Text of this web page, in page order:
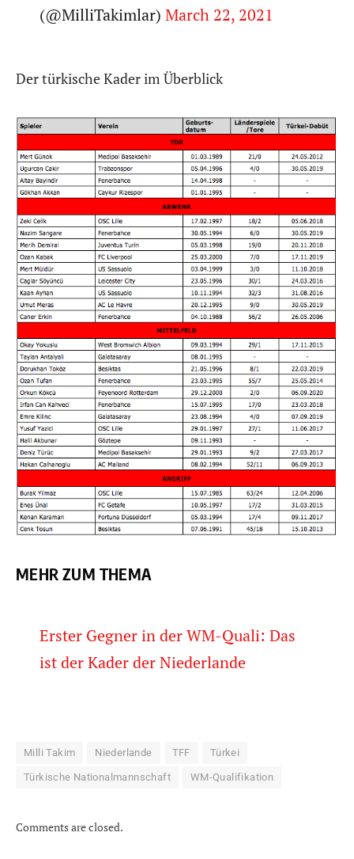
(@MilliTakimlar)March 22, 2021
Der türkische Kader im Überblick
MEHR ZUM THEMA
Erster Gegner in der WM-Quali: Das
ist der Kader der Niederlande
Milli Takim Niederlande TFF Türkei
Türkische Nationalmannschaft WM-Qualifikation
Comments are closed.